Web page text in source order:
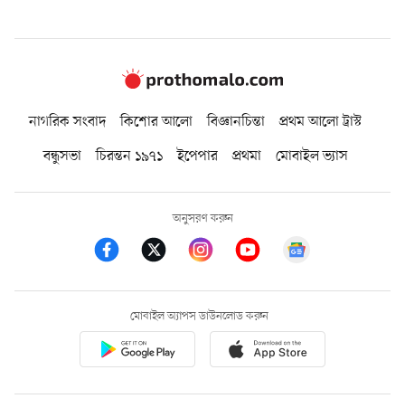
নাগরিক সংবাদ কিশোর আলো বিজ্ঞানচিন্তা
প্রথম আলো ট্রাস্ট
বন্ধুসভা
চিরন্তন ১৯৭১ ইপেপার প্রথমা মোবাইল ভ্যাস
অনুসরণ করুন
মোবাইল অ্যাপস ডাউনলোড করুন